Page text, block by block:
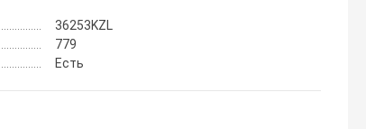
36253KZL
779
Есть